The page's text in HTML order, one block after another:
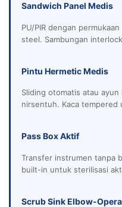
Sandwich Panel Medis
PU/PIR dengan
steel. Sambungan
Pintu Hermetic Medis
Sliding otomatis atau
nirsentuh. Kaca tempered
Pass Box Aktif
Transfer instrumen tanpa
built-in untuk sterilisasi
Scrub Sink Elbow-